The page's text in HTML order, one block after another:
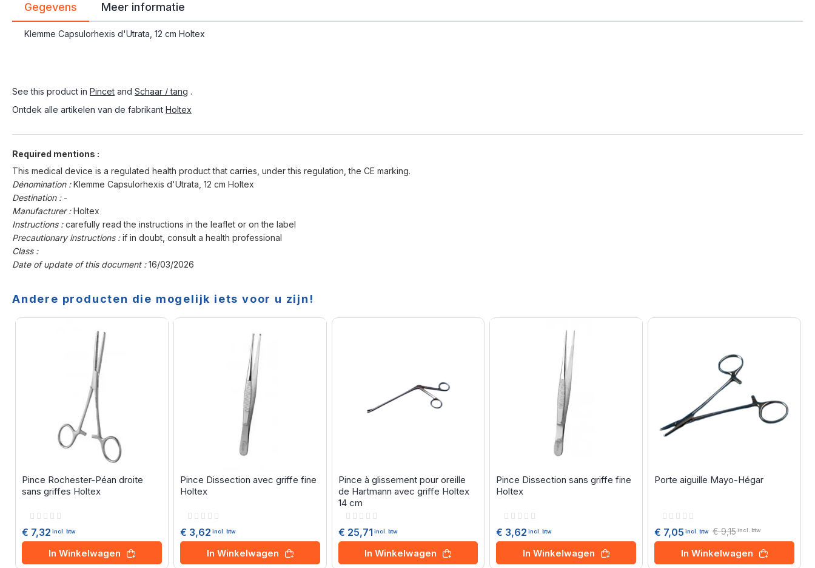
Gegevens
Klemme Capsulorhexis d'Utrata, 12 cm Holtex
Meer informatie
See this product in Pincet and Schaar / tang .
Ontdek alle artikelen van de fabrikant Holtex
Required mentions :
This medical device is a regulated health product that carries, under this regulation, the CE marking.
Dénomination :Klemme Capsulorhexis d'Utrata, 12 cm Holtex
Destination : -
Manufacturer :Holtex
Instructions :carefully read the instructions in the leaflet or on the label
Precautionary instructions :if in doubt, consult a health professional
Class :
Date of update of this document :16/03/2026
Andere producten die mogelijk iets voor u zijn!
Pince Rochester-Péan droite
sans griffes Holtex
Rating:
€ 7,32 incl. btw
In Winkelwagen
Pince Dissection avec griffe fine
Holtex
Rating:
€ 3,62 incl. btw
In Winkelwagen
Pince à glissement pour oreille
de Hartmann avec griffe Holtex
14 cm
Rating:
€ 25,71 incl. btw
In Winkelwagen
Pince Dissection sans griffe fine
Holtex
Rating:
€ 3,62 incl. btw
In Winkelwagen
Porte aiguille Mayo-Hégar
Rating:
€ 7,05 incl. btw € 9,15incl. btw
In Winkelwagen